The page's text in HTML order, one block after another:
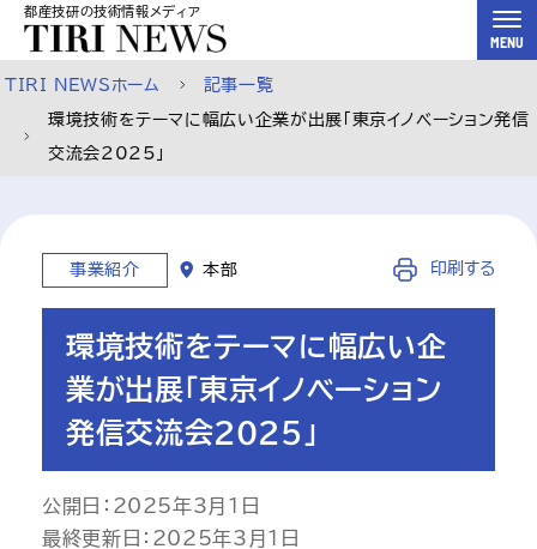
スキップして本文へ
都産技研の技術情報メディア
MENU
TIRI NEWSホーム 記事一覧
環境技術をテーマに幅広い企業が出展「東京イノベーション発信
交流会2025」
事業紹介 本部 印刷する
環境技術をテーマに幅広い企
業が出展「東京イノベーション
発信交流会2025」
公開日：2025年3月1日
最終更新日：2025年3月1日